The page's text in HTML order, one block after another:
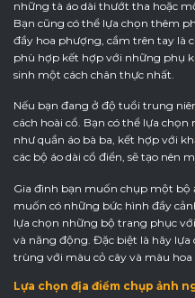
những tà áo dài thướt tha hoặc
Bạn cũng có thể lựa chọn thêm
đầy hoa phượng, cầm trên tay là
phù hợp kết hợp với những phụ
sinh một cách chân thực nhất.
Nếu bạn đang ở độ tuổi trung
cách hoài cổ. Bạn có thể lựa
như quần áo bà ba, kết hợp với
các bộ áo dài cổ điển, sẽ tạo nên
Gia đình bạn muốn chụp một bộ
muốn có những bức hình đầy
lựa chọn những bộ trang phục
và năng động. Đặc biệt là hãy
trùng với màu cỏ cây và màu
Lựa chọn địa điểm chụp ảnh